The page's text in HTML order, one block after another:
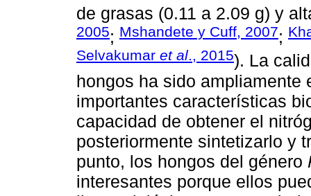
de grasas (0.11 a 2.09 g) y
2005; Mshandete y Cuff, 2007;
Selvakumar et al., 2015). La
hongos ha sido ampliamente
importantes características
capacidad de obtener el
posteriormente sintetizarlo y
punto, los hongos del género
interesantes porque ellos